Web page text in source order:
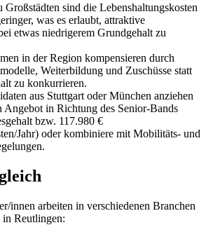
Großstädten sind die Lebenshaltungskosten
was es erlaubt, attraktive
etwas niedrigerem Grundgehalt zu
in der Region kompensieren durch
Weiterbildung und Zuschüsse statt
zu konkurrieren.
aus Stuttgart oder München anziehen
Angebot in Richtung des Senior-Bands
bzw. 117.980 €
Jahr) oder kombiniere mit Mobilitäts- und
innen arbeiten in verschiedenen Branchen
Reutlingen: